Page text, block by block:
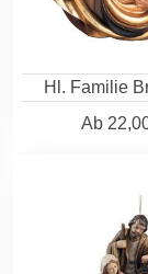
Hl. Familie
Ab